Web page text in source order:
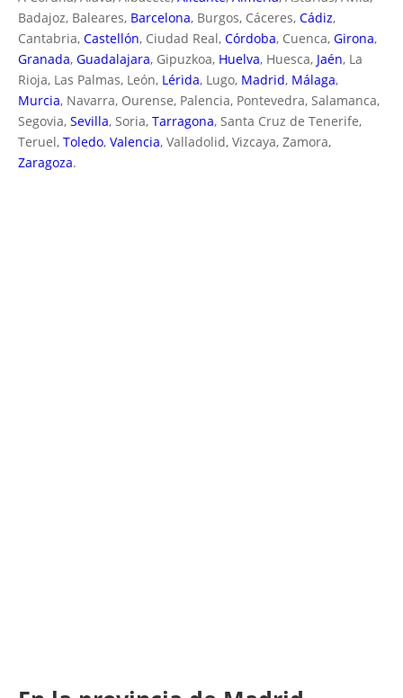
Badajoz, Baleares, Barcelona, Burgos, Cáceres, Cádiz,
Cantabria, Castellón, Ciudad Real, Córdoba, Cuenca, Girona,
Granada, Guadalajara, Gipuzkoa, Huelva, Huesca, Jaén, La
Rioja, Las Palmas, León, Lérida, Lugo, Madrid, Málaga,
Murcia, Navarra, Ourense, Palencia, Pontevedra, Salamanca,
Segovia, Sevilla, Soria, Tarragona, Santa Cruz de Tenerife,
Teruel, Toledo, Valencia, Valladolid, Vizcaya, Zamora,
Zaragoza.